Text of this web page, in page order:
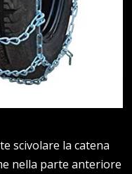
scivolare la catena
nella parte anteriore